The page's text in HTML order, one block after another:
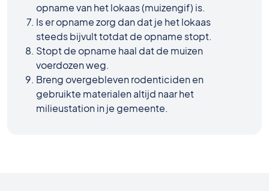
opname van het lokaas (muizengif) is.
Is er opname zorg dan dat je het lokaas
steeds bijvult totdat de opname stopt.
Stopt de opname haal dat de muizen
voerdozen weg.
Breng overgebleven rodenticiden en
gebruikte materialen altijd naar het
milieustation in je gemeente.